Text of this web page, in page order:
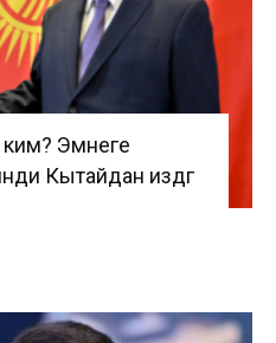
Эмнеге
Кытайдан издөөгө